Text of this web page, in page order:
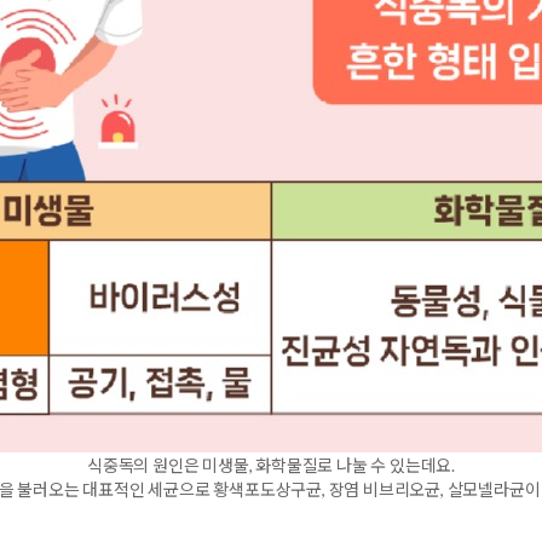
식중독의 원인은 미생물, 화학물질로 나눌 수 있는데요.
불러오는 대표적인 세균으로 황색포도상구균, 장염 비브리오균, 살모넬라균